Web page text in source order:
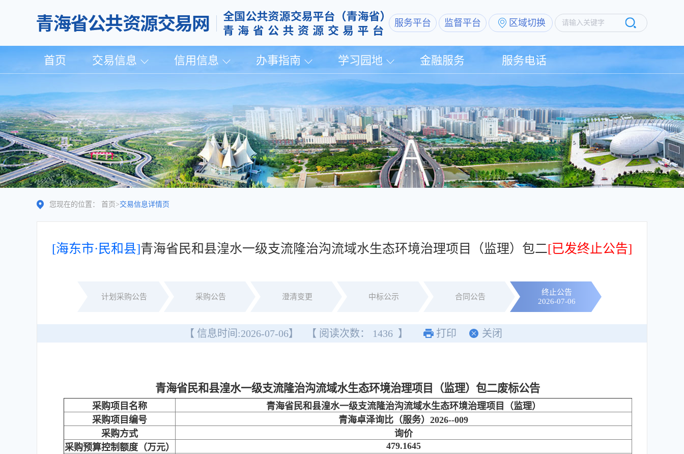
服务平台 监督平台 区域切换 请输入关键字
首页 交易信息 信用信息 办事指南 学习园地 金融服务 服务电话
您现在的位置： 首页 >交易信息详情页
[海东市·民和县]青海省民和县湟水一级支流隆治沟流域水生态环境治理项目（监理）包二[已发终止公告]
计划采购公告 采购公告 澄清变更 中标公示 合同公告
终止公告
2026-07-06
【 信息时间:2026-07-06】 【 阅读次数： 1436 】 打印 关闭
青海省民和县湟水一级支流隆治沟流域水生态环境治理项目（监理）包二废标公告
采购项目名称
青海省民和县湟水一级支流隆治沟流域水生态环境治理项目（监理）
采购项目编号
青海卓泽询比（服务）2026--009
采购方式
询价
采购预算控制额度（万元）
479.1645